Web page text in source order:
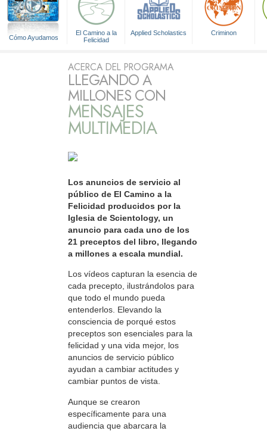
Cómo Ayudamos
El Camino a la
Felicidad
Applied Scholastics Criminon
ACERCA DEL PROGRAMA
LLEGANDO A
MILLONES CON
MENSAJES
MULTIMEDIA
Los anuncios de servicio al
público de El Camino a la
Felicidad producidos por la
Iglesia de Scientology, un
anuncio para cada uno de los
21 preceptos del libro, llegando
a millones a escala mundial.
Los vídeos capturan la esencia de
cada precepto, ilustrándolos para
que todo el mundo pueda
entenderlos. Elevando la
consciencia de porqué estos
preceptos son esenciales para la
felicidad y una vida mejor, los
anuncios de servicio público
ayudan a cambiar actitudes y
cambiar puntos de vista.
Aunque se crearon
específicamente para una
audiencia que abarcara la